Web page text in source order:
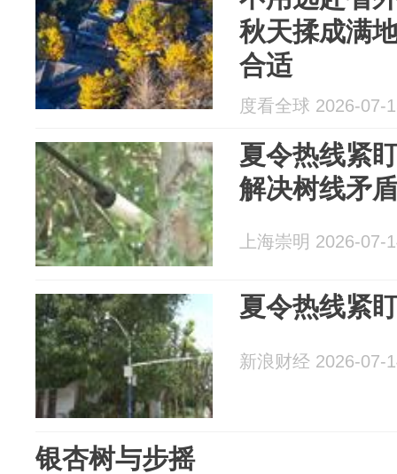
秋天揉成满
合适
度看全球 2026-07-
夏令热线紧
解决树线矛
上海崇明 2026-07-
夏令热线紧
新浪财经 2026-07-
银杏树与步摇